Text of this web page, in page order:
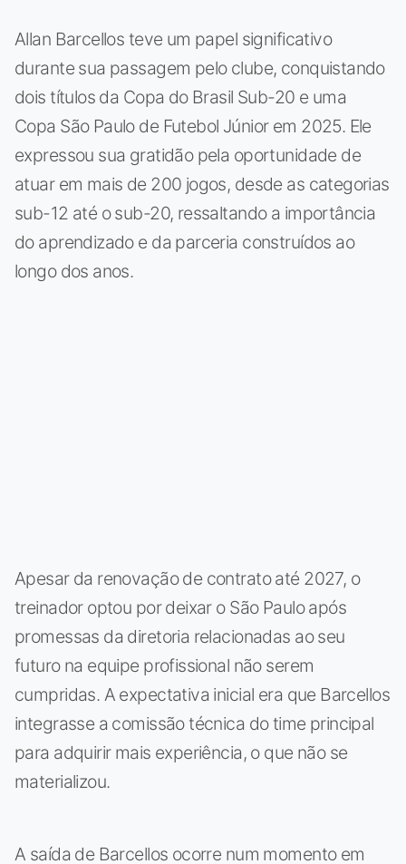
Allan Barcellos teve um papel significativo
durante sua passagem pelo clube, conquistando
dois títulos da Copa do Brasil Sub-20 e uma
Copa São Paulo de Futebol Júnior em 2025. Ele
expressou sua gratidão pela oportunidade de
atuar em mais de 200 jogos, desde as categorias
sub-12 até o sub-20, ressaltando a importância
do aprendizado e da parceria construídos ao
longo dos anos.
Apesar da renovação de contrato até 2027, o
treinador optou por deixar o São Paulo após
promessas da diretoria relacionadas ao seu
futuro na equipe profissional não serem
cumpridas. A expectativa inicial era que Barcellos
integrasse a comissão técnica do time principal
para adquirir mais experiência, o que não se
materializou.
A saída de Barcellos ocorre num momento em